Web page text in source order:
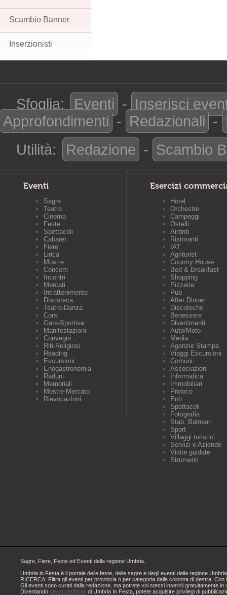
Scambio Banner
Inserzionisti
Sfoglia: Eventi - Inserisci
Approfondimenti - Redazionali -
Utilità:
Redazione - Scambio
Eventi
Sagre
Teatro
Cinema
Feste
Spettacoli
Cabaret
Fiere
Lirica
Mostre
Concerti
Incontri
Mercati
Intrattenimento
Discoteca
Teatro-Danza
Corsi
Gare-Sportive
Manifestazioni
Convegni
Riti-Religiosi
Reading
Escursioni
Enogastronomia
Raduni
Memoriali
Mostre-Mercato
Rievocazioni
Esercizi
Hotel
Orchestre
Campeggi
Ostelli
Airbnb
Ristoranti
IAT
Agriturist
Country House
Bed & Breakfast
Shopping
Pizzerie
Pub
After Dinner
Discoteche
Benessere
Divertimenti
Auto/Moto
Media
Agenzie Stampa
Viaggi Escursioni
Comuni
Associazioni
Informatica
Immobiliari
Proloco
Enti
Spettacoli
Fotografia
Stab. Balneari
Sport
Villaggi turistici
Servizi e Aziende
Visite guidate
Strumenti
Sagre, Fiere, Feste ed Eventi della regione Umbria.
Umbria in Festa è il portale delle feste, delle sagre e degli eventi della regione
RICERCA: Filtra gli eventi per provincia o per categoria dalla colonna di destra.
Gli eventi sono curati dalla redazione, ma potrete voi stessi inserirli gratuitamente
Diventando utenti certificati di Umbria In Festa, potete acquisire privilegi di